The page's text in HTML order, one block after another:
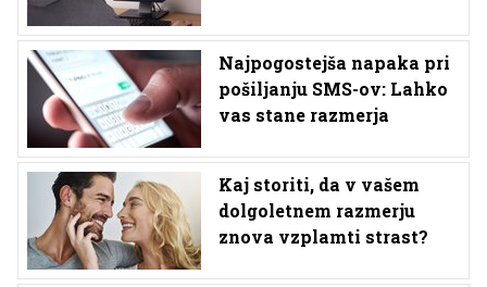
Najpogostejša napaka pri
pošiljanju SMS-ov: Lahko
vas stane razmerja
Kaj storiti, da v vašem
dolgoletnem razmerju
znova vzplamti strast?